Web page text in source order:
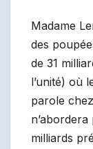
Madame
des
de 31
l’unité) où
parole
milliards